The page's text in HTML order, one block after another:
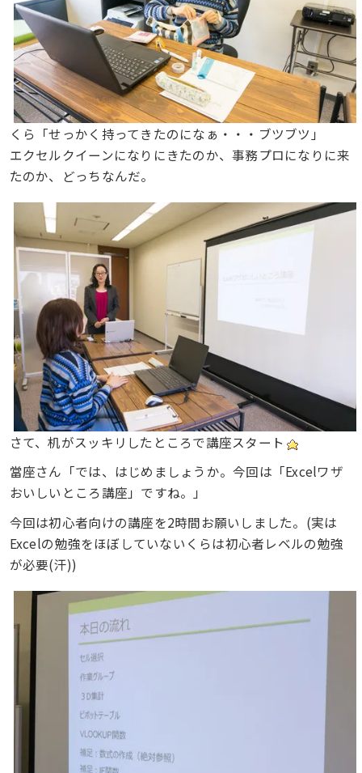
くら「せっかく持ってきたのになぁ・・・ブツブツ」
エクセルクイーンになりにきたのか、事務プロになりに来
たのか、どっちなんだ。
さて、机がスッキリしたところで講座スタート
當座さん「では、はじめましょうか。今回は「Excelワザ
おいしいところ講座」ですね。」
今回は初心者向けの講座を2時間お願いしました。(実は
Excelの勉強をほぼしていないくらは初心者レベルの勉強
が必要(汗))